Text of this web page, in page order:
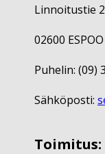
Linnoitustie
02600 ESPOO
Puhelin: (09)
Sähköposti:
Toimitus: